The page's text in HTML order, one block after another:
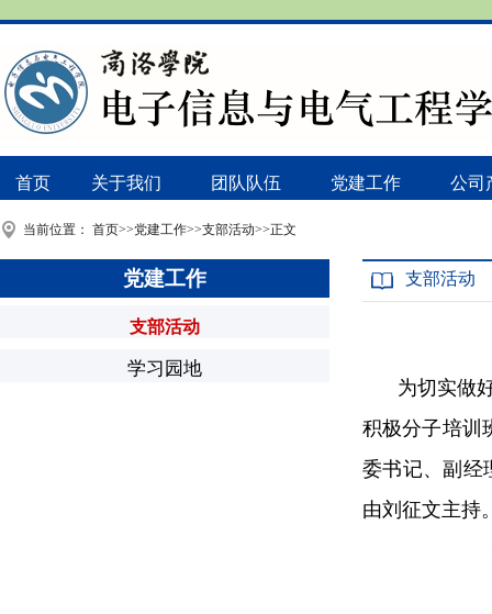
首页 关于我们 团队队伍 党建工作 公司
当前位置： 首页>>党建工作>>支部活动>>正文
党建工作
支部活动
学习园地
支部活动
为切实做
积极分子培训
委书记、副经
由刘征文主持